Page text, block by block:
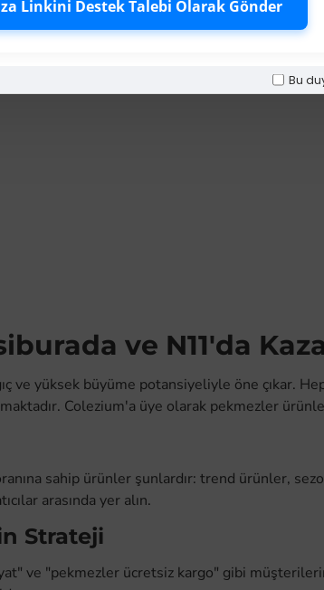
Linkini Destek Talebi Olarak Gönder
Bu
ve N11'da
ve yüksek büyüme potansiyeliyle öne çıkar.
Colezium'a üye olarak pekmezler
sahip ürünler şunlardır: trend ürünler,
arasında yer alın.
Strateji
ve "pekmezler ücretsiz kargo" gibi